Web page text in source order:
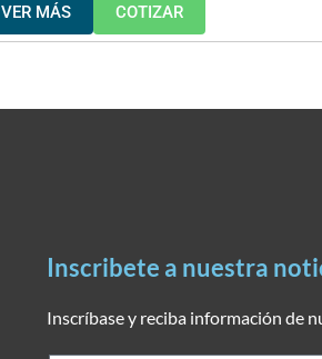
VER MÁS COTIZAR
Inscribete a nuestra
Inscríbase y reciba información de